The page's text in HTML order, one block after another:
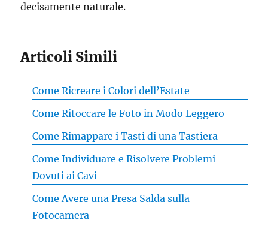
decisamente naturale.
Articoli Simili
Come Ricreare i Colori dell’Estate
Come Ritoccare le Foto in Modo Leggero
Come Rimappare i Tasti di una Tastiera
Come Individuare e Risolvere Problemi
Dovuti ai Cavi
Come Avere una Presa Salda sulla
Fotocamera